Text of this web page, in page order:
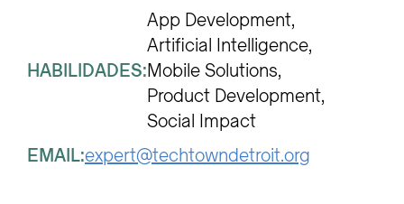
HABILIDADES:
App Development
Artificial Intelligence
Mobile Solutions
Product Development
Social Impact
EMAIL:expert@techtowndetroit.org